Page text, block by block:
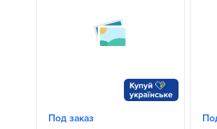
Под заказ